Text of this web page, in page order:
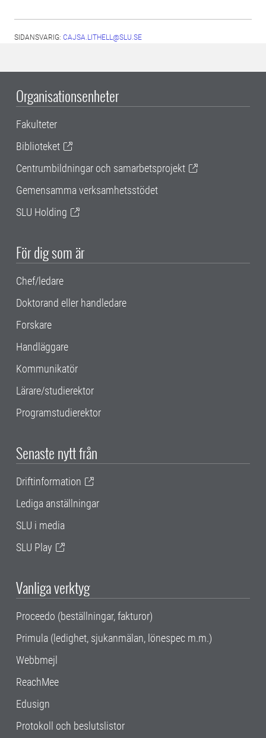
SIDANSVARIG: CAJSA.LITHELL@SLU.SE
Organisationsenheter
Fakulteter
Biblioteket
Centrumbildningar och samarbetsprojekt
Gemensamma verksamhetsstödet
SLU Holding
För dig som är
Chef/ledare
Doktorand eller handledare
Forskare
Handläggare
Kommunikatör
Lärare/studierektor
Programstudierektor
Senaste nytt från
Driftinformation
Lediga anställningar
SLU i media
SLU Play
Vanliga verktyg
Proceedo (beställningar, fakturor)
Primula (ledighet, sjukanmälan, lönespec m.m.)
Webbmejl
ReachMee
Edusign
Protokoll och beslutslistor